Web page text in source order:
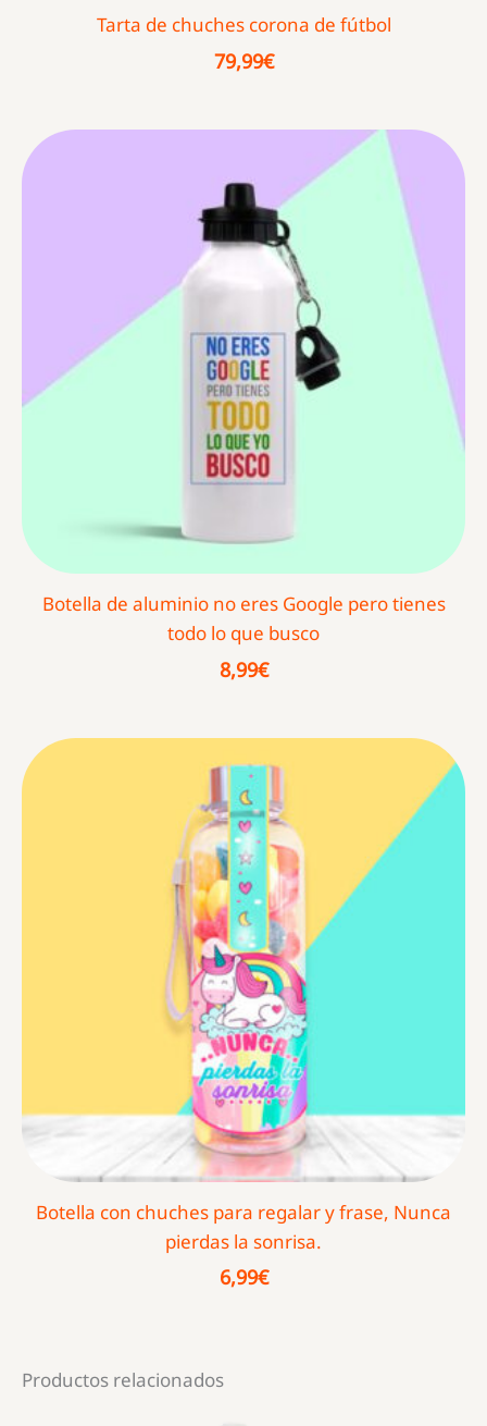
Tarta de chuches corona de fútbol
79,99€
Botella de aluminio no eres Google pero tienes
todo lo que busco
8,99€
Botella con chuches para regalar y frase, Nunca
pierdas la sonrisa.
6,99€
Productos relacionados